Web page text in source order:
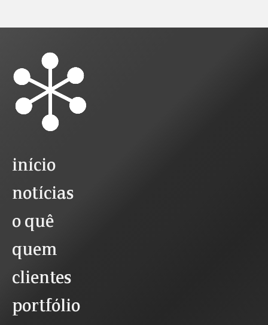
início
notícias
o quê
quem
clientes
portfólio